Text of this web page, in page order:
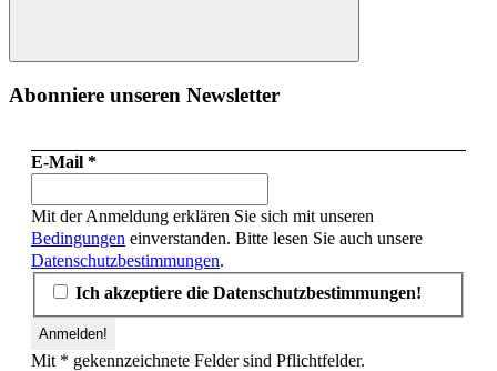
Suchen
Abonniere unseren Newsletter
E-Mail *
Mit der Anmeldung erklären Sie sich mit unseren
Bedingungen einverstanden. Bitte lesen Sie auch unsere
Datenschutzbestimmungen.
Ich akzeptiere die Datenschutzbestimmungen!
Mit * gekennzeichnete Felder sind Pflichtfelder.